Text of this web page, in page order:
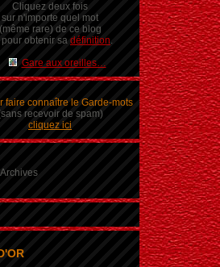
Cliquez deux fois
sur n'importe quel mot
(même rare) de ce blog
pour obtenir sa définition.
Gare aux oreilles…
faire connaître le Garde-mots
recevoir de spam)
cliquez ici
Archives